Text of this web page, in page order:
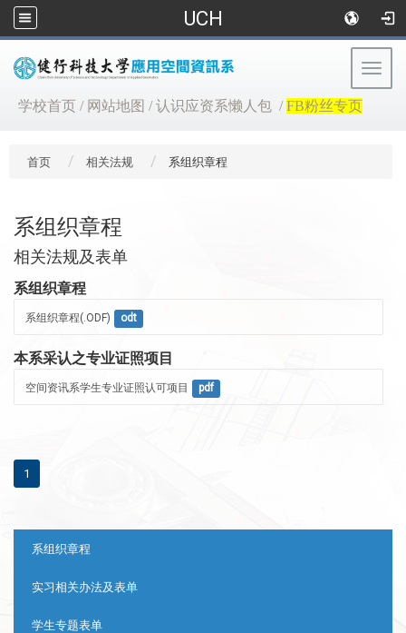
UCH
学校首页 / 网站地图 /认识应资系懒人包 /FB粉丝专页
首页 相关法规 系组织章程
系组织章程
相关法规及表单
系组织章程
系组织章程(.ODF) odt
本系采认之专业证照项目
空间资讯系学生专业证照认可项目 pdf
1
系组织章程
实习相关办法及表单
学生专题表单